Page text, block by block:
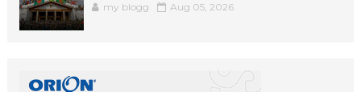
my blogg Aug 05, 2026